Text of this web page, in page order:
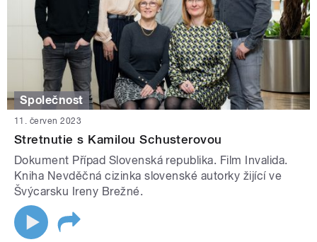
Společnost
11. červen 2023
Stretnutie s Kamilou Schusterovou
Dokument Případ Slovenská republika. Film Invalida.
Kniha Nevděčná cizinka slovenské autorky žijící ve
Švýcarsku Ireny Brežné.